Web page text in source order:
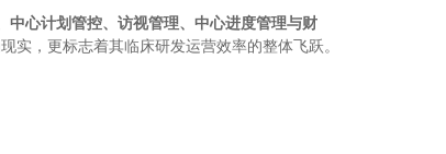
中心计划管控、访视管理、中心进度管理与财
实，更标志着其临床研发运营效率的整体飞跃。